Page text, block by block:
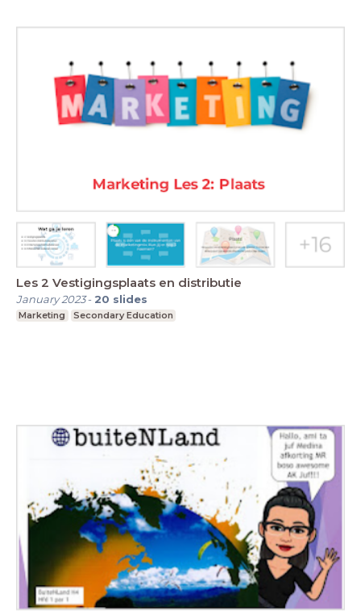
Les 2 Vestigingsplaats en distributie
January 2023- 20 slides
Marketing Secondary Education